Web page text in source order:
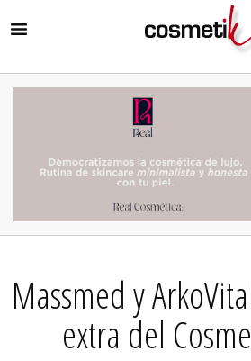
Massmed y
extra del